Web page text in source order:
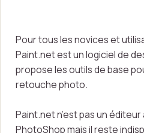
Pour tous les novices et
Paint.net est un logiciel de
propose les outils de base
retouche photo.
Paint.net n’est pas un
PhotoShop mais il reste